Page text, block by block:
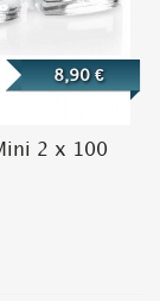
2 x 100
8,90 €